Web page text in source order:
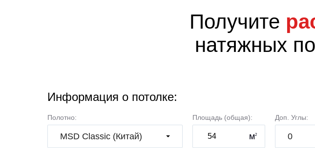
Получите
натяжных
Информация о потолке:
Полотно:
MSD Classic (Китай)
Площадь (общая):
м2
Доп. Углы:
0